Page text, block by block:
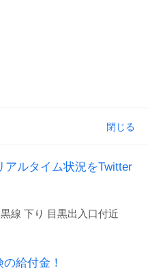
アルタイム状況をTwitter
線 下り 目黒出入口付近
給付金！